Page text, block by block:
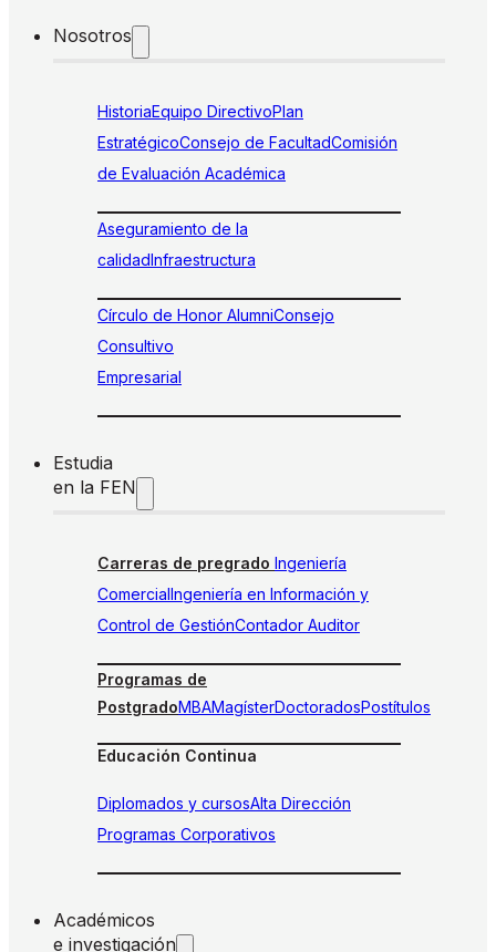
Nosotros
HistoriaEquipo DirectivoPlan
EstratégicoConsejo de FacultadComisión
de Evaluación Académica
Aseguramiento de la
calidadInfraestructura
Círculo de Honor AlumniConsejo
Consultivo
Empresarial
Estudia
en la FEN
Carreras de pregrado Ingeniería
ComercialIngeniería en Información y
Control de GestiónContador Auditor
Programas de
PostgradoMBAMagísterDoctoradosPostítulos
Educación Continua
Diplomados y cursosAlta Dirección
Programas Corporativos
Académicos
e investigación